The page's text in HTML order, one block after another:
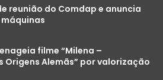
reunião do Comdap e anuncia
filme “Milena –
Origens Alemãs” por valorização